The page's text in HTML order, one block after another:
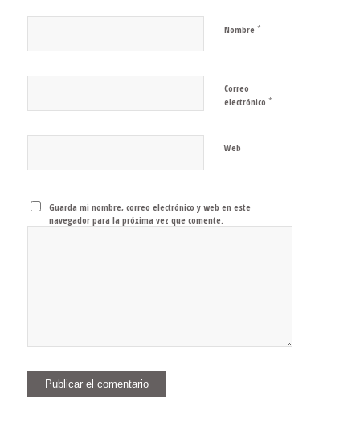
Nombre *
Correo
electrónico *
Web
Guarda mi nombre, correo electrónico y web en este
navegador para la próxima vez que comente.